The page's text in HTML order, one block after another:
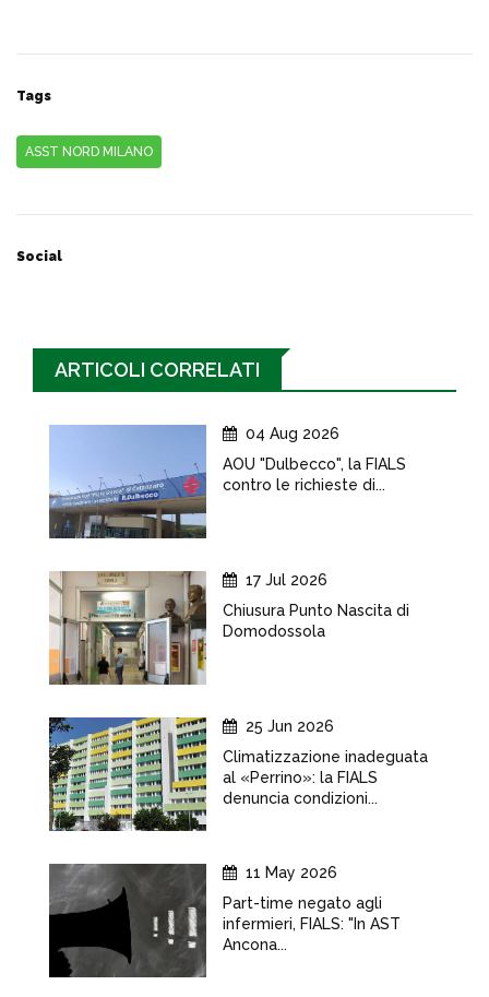
Tags
ASST NORD MILANO
Social
ARTICOLI CORRELATI
04 Aug 2026
AOU "Dulbecco", la FIALS
contro le richieste di...
17 Jul 2026
Chiusura Punto Nascita di
Domodossola
25 Jun 2026
Climatizzazione inadeguata
al «Perrino»: la FIALS
denuncia condizioni...
11 May 2026
Part-time negato agli
infermieri, FIALS: "In AST
Ancona...